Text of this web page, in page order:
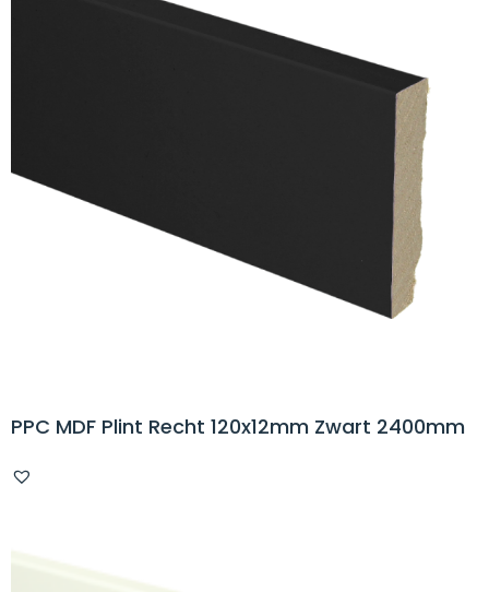
PPC MDF Plint Recht 120x12mm Zwart 2400mm